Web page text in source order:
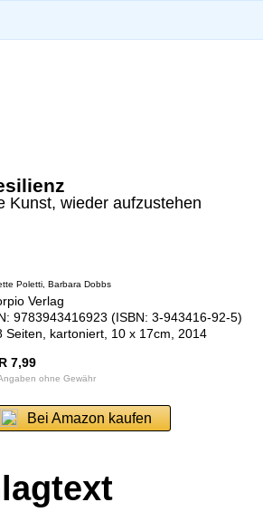
Kunst, wieder aufzustehen
Poletti, Barbara Dobbs
Verlag
9783943416923 (ISBN: 3-943416-92-5)
Seiten, kartoniert, 10 x 17cm, 2014
7,99
ohne Gewähr
Bei Amazon kaufen